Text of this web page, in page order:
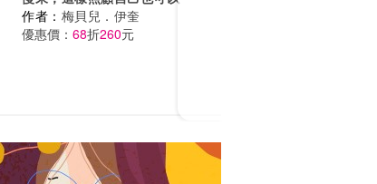
作者： 梅貝兒．伊奎
優惠價： 68折260元